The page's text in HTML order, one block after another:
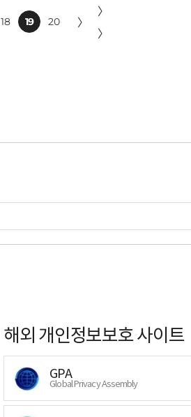
18 19 20 〉
〉
〉
해외 개인정보보호 사이트
GPA
Global Privacy Assembly